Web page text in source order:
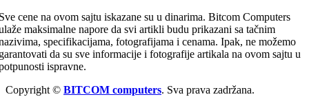
cene na ovom sajtu iskazane su u dinarima. Bitcom Computers
maksimalne napore da svi artikli budu prikazani sa tačnim
specifikacijama, fotografijama i cenama. Ipak, ne možemo
da su sve informacije i fotografije artikala na ovom sajtu u
ispravne.
Copyright © BITCOM computers. Sva prava zadržana.